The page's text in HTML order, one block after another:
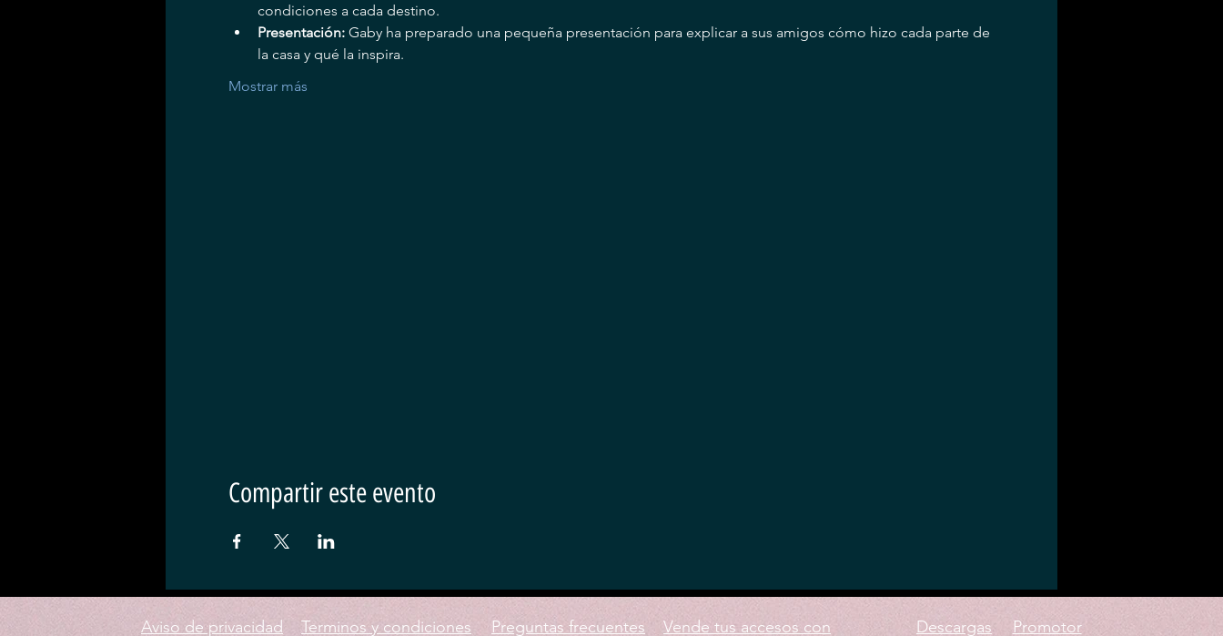
condiciones a cada destino.
Presentación: Gaby ha preparado una pequeña presentación para explicar a sus amigos cómo hizo cada parte de
la casa y qué la inspira.
Mostrar más
Compartir este evento
Aviso de privacidad Terminos y condiciones Preguntas frecuentes Vende tus accesos con Descargas Promotor